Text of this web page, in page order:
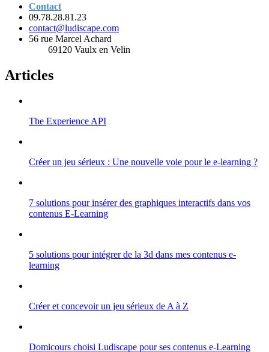
Contact
09.78.28.81.23
contact@ludiscape.com
56 rue Marcel Achard
69120 Vaulx en Velin
Articles
The Experience API
Créer un jeu sérieux : Une nouvelle voie pour le e-learning ?
7 solutions pour insérer des graphiques interactifs dans vos
contenus E-Learning
5 solutions pour intégrer de la 3d dans mes contenus e-
learning
Créer et concevoir un jeu sérieux de A à Z
Domicours choisi Ludiscape pour ses contenus e-Learning